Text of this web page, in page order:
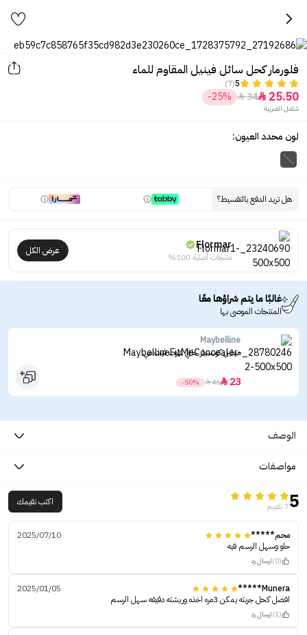
فلورمار كحل سائل فينيل المقاوم للماء
5
(7)
25.50

34

-25%
شامل الضريبة
لون محدد العيون:
هل تريد الدفع بالتقسيط؟
Flormar
منتجات أصلية 100%
عرض الكل
غالبًا ما يتم شراؤها معًا
المنتجات الموصى بها
Maybelline
ميبلين كونسيلر خافي عيوب فيت مي
23

46

-50%
الوصف
مواصفات
57 تقييم اكتب تقيمك
محم*****
2025/07/10
حلو وسهل الرسم فيه
(0) ارسال رد
Munera*****
2025/01/05
افضل كحل جربته يمكن 3مره اخذه وريشته دقيقه سهل الرسم
(1) ارسال رد